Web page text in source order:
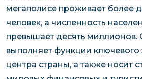
мегаполисе проживает более
человек, а численность
превышает десять
выполняет функции ключевого
центра страны, а также носит